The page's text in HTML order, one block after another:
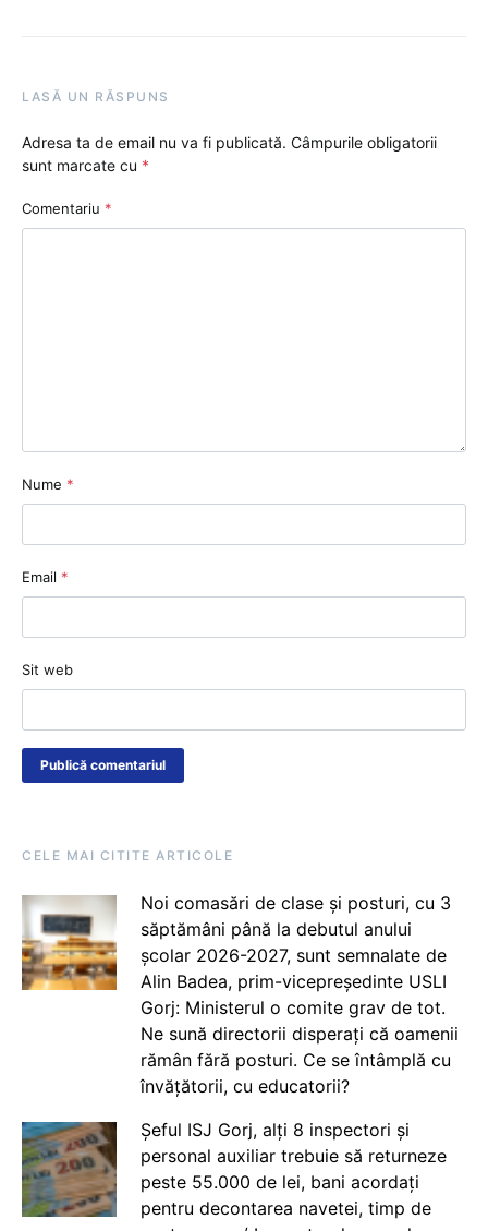
LASĂ UN RĂSPUNS
Adresa ta de email nu va fi publicată. Câmpurile obligatorii
sunt marcate cu *
Comentariu *
Nume *
Email *
Sit web
CELE MAI CITITE ARTICOLE
Noi comasări de clase și posturi, cu 3
săptămâni până la debutul anului
școlar 2026-2027, sunt semnalate de
Alin Badea, prim-vicepreședinte USLI
Gorj: Ministerul o comite grav de tot.
Ne sună directorii disperați că oamenii
rămân fără posturi. Ce se întâmplă cu
învățătorii, cu educatorii?
Șeful ISJ Gorj, alți 8 inspectori și
personal auxiliar trebuie să returneze
peste 55.000 de lei, bani acordați
pentru decontarea navetei, timp de